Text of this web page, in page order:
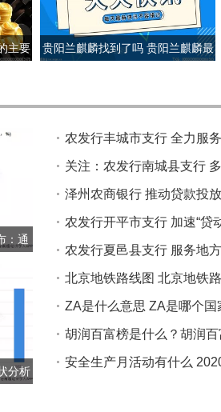
主要
贵阳兰麒麟找到了吗 贵阳兰麒麟最
：通
分析
农发行丰城市支行 全力服
关注：农发行南城县支行
泽州农商银行 推动贷款投
农发行开平市支行 加速“贷
农发行夏邑县支行 服务地
北京地铁路线图 北京地铁
ZA是什么意思 ZA是哪个国
胡润百富榜是什么？胡润百
安全生产月活动有什么